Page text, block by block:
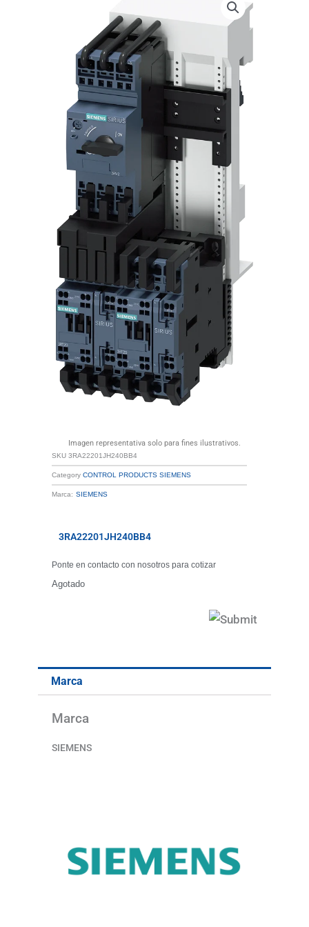
Imagen representativa solo para fines ilustrativos.
SKU 3RA22201JH240BB4
Category CONTROL PRODUCTS SIEMENS
Marca: SIEMENS
3RA22201JH240BB4
Ponte en contacto con nosotros para cotizar
Agotado
Marca
Marca
SIEMENS